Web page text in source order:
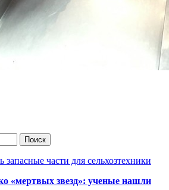
части для сельхозтехники
«мертвых звезд»: ученые нашли